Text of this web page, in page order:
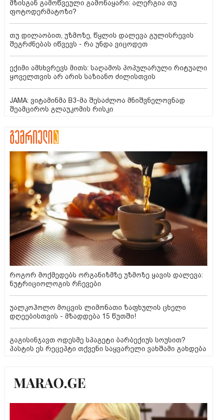
მზისგან გამოწვეული გამონაყარი: ალერგია თუ
ფოტოდერმატოზი?
თუ დილაობით, უზმოზე, წყლის დალევა გულისრევის
შეგრძნებას იწვევს - რა უნდა ვიცოდეთ
ექიმი ამსხვრევს მითს: საღამოს პოპულარული რიტუალი
ყოველთვის არ არის საზიანო ძილისთვის
JAMA: ვიტამინმა B3-მა შესაძლოა მნიშვნელოვნად
შეამციროს გლაუკომის რისკი
როგორ მოქმედებს ორგანიზმზე უზმოზე ყავის დალევა:
ნუტრიციოლოგის რჩევები
უალკოჰოლო მოცვის ლიმონათი ზაფხულის ცხელი
დღეებისთვის - მზადდება 15 წუთში!
გაგისინჯავთ ოდესმე სპაგეტი ბარბექიუს სოუსით?
პასტის ეს რეცეპტი თქვენი საყვარელი ვახშამი გახდება